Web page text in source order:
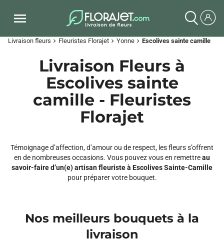
Livraison fleurs chevron_right Fleuristes Florajet chevron_right Yonne chevron_right Escolives sainte camille
Livraison Fleurs à
Escolives sainte
camille - Fleuristes
Florajet
Témoignage d’affection, d’amour ou de respect, les fleurs s’offrent
en de nombreuses occasions. Vous pouvez vous en remettreau
savoir-faire d’un(e) artisan fleuriste à Escolives Sainte-Camille
pour préparer votre bouquet.
Nos meilleurs bouquets à la
livraison